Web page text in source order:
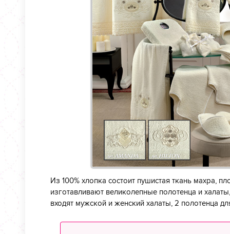
Из 100% хлопка состоит пушистая ткань махра,
изготавливают великолепные полотенца и
входят мужской и женский халаты, 2 полотенца